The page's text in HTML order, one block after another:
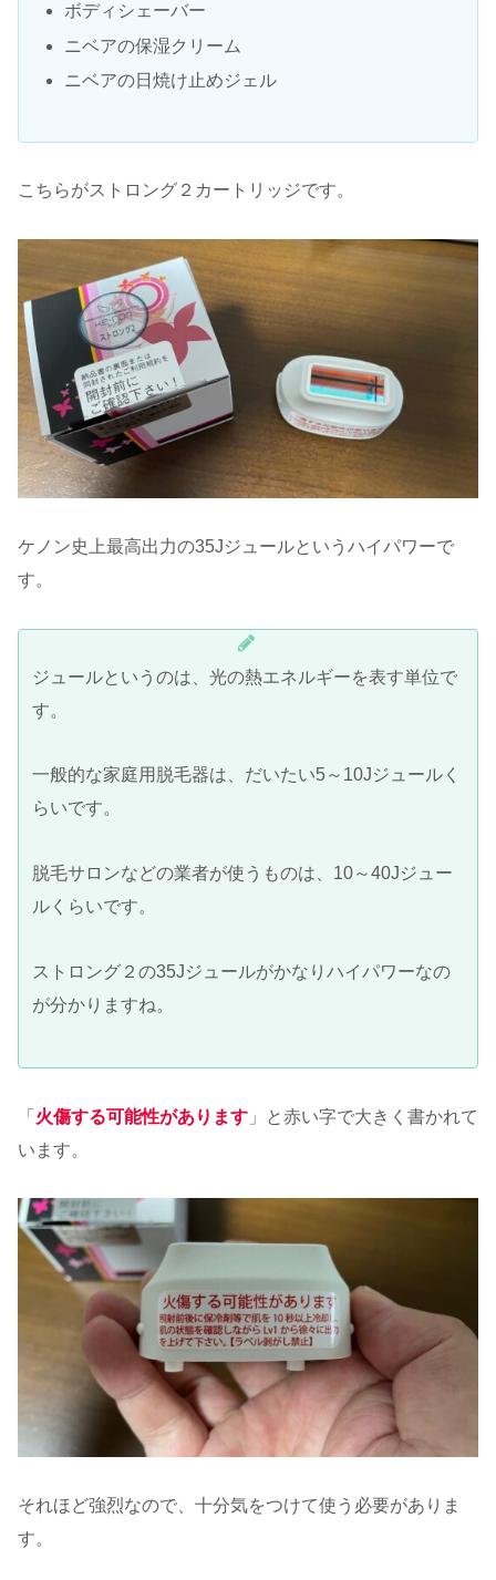
ボディシェーバー
ニベアの保湿クリーム
ニベアの日焼け止めジェル
こちらがストロング２カートリッジです。
ケノン史上最高出力の35Jジュールというハイパワーで
す。
ジュールというのは、光の熱エネルギーを表す単位で
す。
一般的な家庭用脱毛器は、だいたい5～10Jジュールく
らいです。
脱毛サロンなどの業者が使うものは、10～40Jジュー
ルくらいです。
ストロング２の35Jジュールがかなりハイパワーなの
が分かりますね。
「 火傷する可能性があります 」と赤い字で大きく書かれて
います。
それほど強烈なので、十分気をつけて使う必要がありま
す。